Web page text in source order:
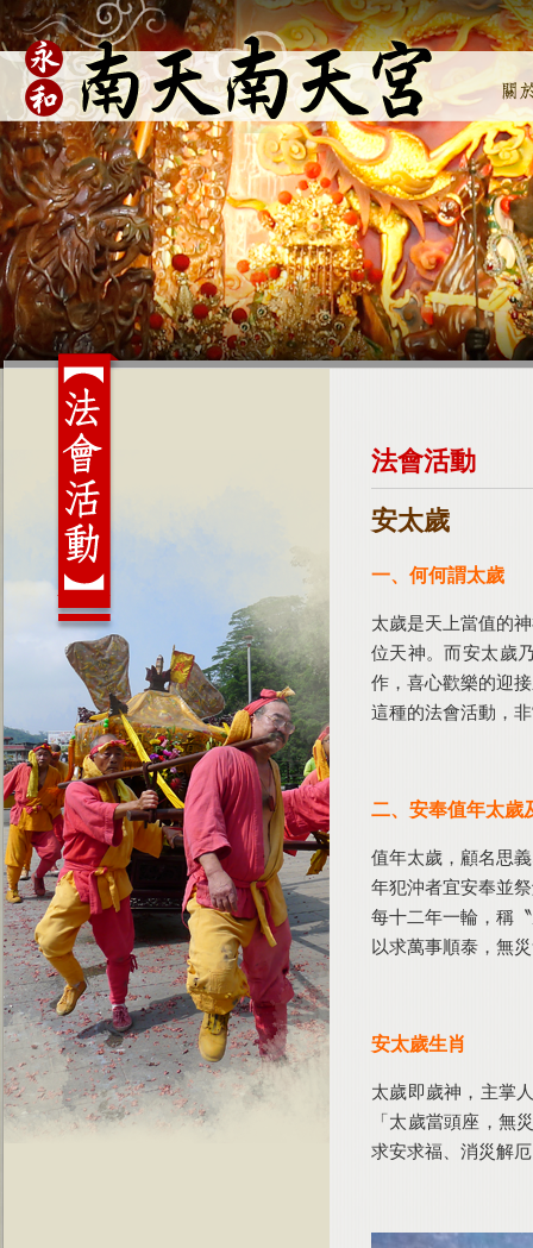
法會活動
安太歲
一、何何謂太歲
太歲是天上當值的
位天神。而安太歲
作，喜心歡樂的迎
這種的法會活動，
二、安奉值年太歲
值年太歲，顧名思
年犯沖者宜安奉並
每十二年一輪，稱
以求萬事順泰，無
安太歲生肖
太歲即歲神，主掌
「太歲當頭座，無
求安求福、消災解